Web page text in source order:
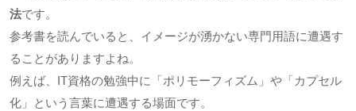
法です。
参考書を読んでいると、イメージが湧かない専門用語に遭遇す
ることがありますよね。
例えば、IT資格の勉強中に「ポリモーフィズム」や「カプセル
化」という言葉に遭遇する場面です。